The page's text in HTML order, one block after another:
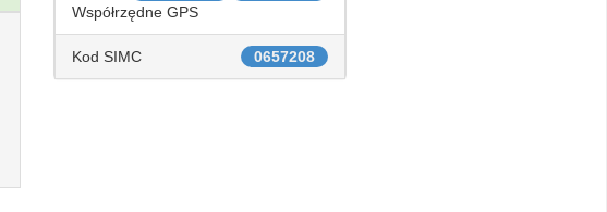
Współrzędne GPS
0657208
Kod SIMC